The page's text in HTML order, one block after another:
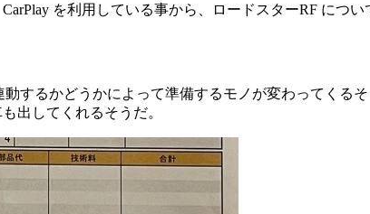
を利用している事から、ロードスターRF につい
するかどうかによって準備するモノが変わってくる
出してくれるそうだ。